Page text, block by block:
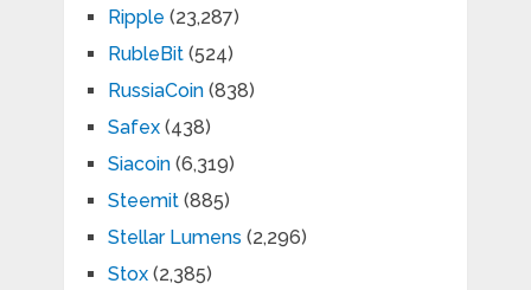
Ripple (23,287)
RubleBit(524)
RussiaCoin(838)
Safex(438)
Siacoin(6,319)
Steemit(885)
Stellar Lumens (2,296)
Stox(2,385)